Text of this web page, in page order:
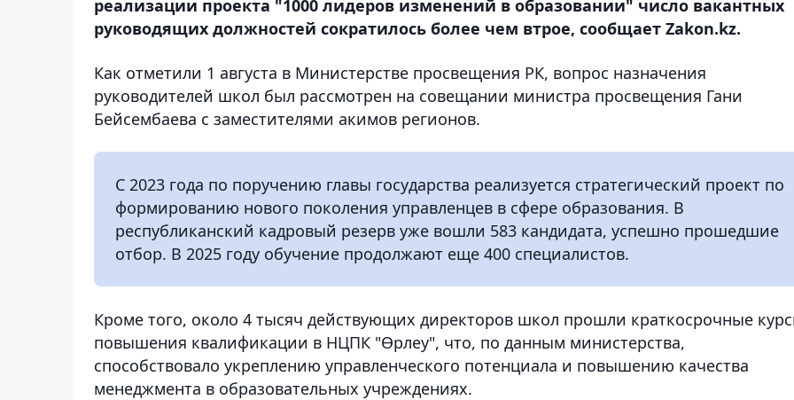
реализации проекта "1000 лидеров изменений в образовании" число вакантных
руководящих должностей сократилось более чем втрое, сообщает Zakon.kz.
Как отметили 1 августа в Министерстве просвещения РК, вопрос назначения
руководителей школ был рассмотрен на совещании министра просвещения Гани
Бейсембаева с заместителями акимов регионов.
С 2023 года по поручению главы государства реализуется стратегический проект по
формированию нового поколения управленцев в сфере образования. В
республиканский кадровый резерв уже вошли 583 кандидата, успешно прошедшие
отбор. В 2025 году обучение продолжают еще 400 специалистов.
Кроме того, около 4 тысяч действующих директоров школ прошли краткосрочные
повышения квалификации в НЦПК "Өрлеу", что, по данным министерства,
способствовало укреплению управленческого потенциала и повышению качества
менеджмента в образовательных учреждениях.